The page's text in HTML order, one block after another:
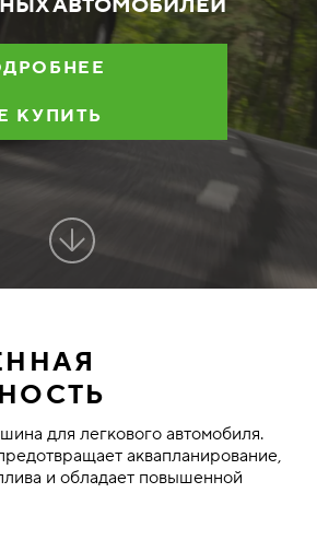
КУПИТЬ
для легкового автомобиля.
аквапланирование,
и обладает повышенной